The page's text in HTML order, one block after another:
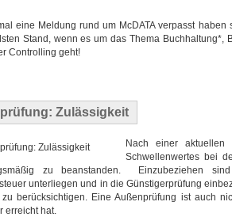
eine Meldung rund um McDATA verpasst
Stand, wenn es um das Thema Buchhaltung*,
Controlling geht!
Zulässigkeit
Nach einer
Schwellenwertes bei
zu beanstanden. Einzubeziehen
unterliegen und in die Günstigerprüfung
berücksichtigen. Eine Außenprüfung ist auch
erreicht hat.